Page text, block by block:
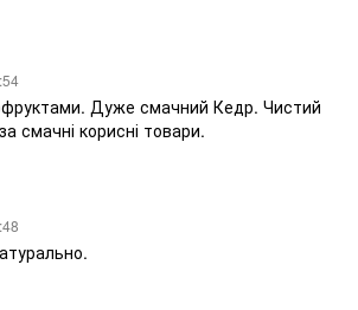
Дуже смачний Кедр. Чистий
смачні корисні товари.